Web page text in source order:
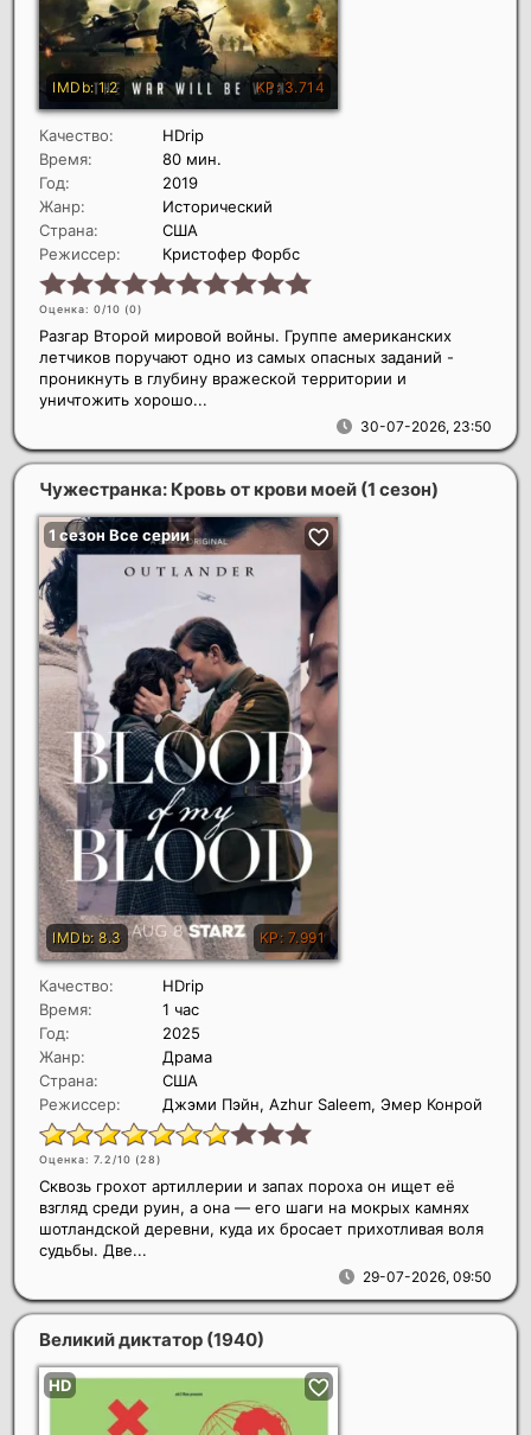
Качество:
HDrip
Время:
80 мин.
Год:
2019
Жанр:
Исторический
Страна:
США
Режиссер:
Кристофер Форбс
Оценка: 0/10 (0)
30-07-2026, 23:50
Разгар Второй мировой войны. Группе американских
летчиков поручают одно из самых опасных заданий -
проникнуть в глубину вражеской территории и
уничтожить хорошо...
Чужестранка: Кровь от крови моей (1 сезон)
Качество:
HDrip
Время:
1 час
Год:
2025
Жанр:
Драма
Страна:
США
Режиссер:
Джэми Пэйн, Azhur Saleem, Эмер Конрой
Оценка: 7.2/10 (28)
29-07-2026, 09:50
Сквозь грохот артиллерии и запах пороха он ищет её
взгляд среди руин, а она — его шаги на мокрых камнях
шотландской деревни, куда их бросает прихотливая воля
судьбы. Две...
Великий диктатор (1940)